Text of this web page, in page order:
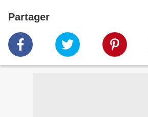
Partager